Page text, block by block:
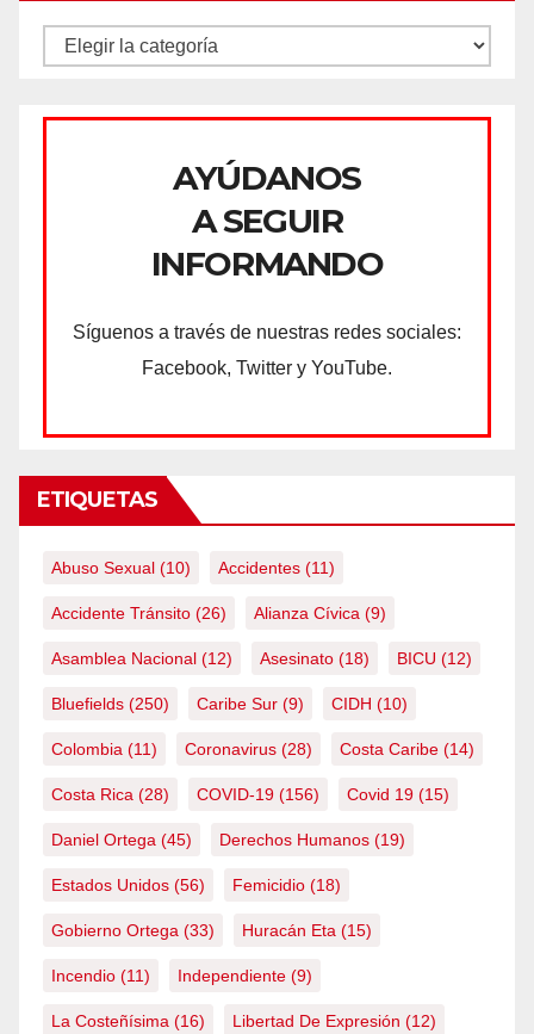
CATEGORÍAS
AYÚDANOS
A SEGUIR
INFORMANDO
Síguenos a través de nuestras redes sociales:
Facebook, Twitter y YouTube.
ETIQUETAS
Abuso Sexual (10) Accidentes (11)
Accidente Tránsito (26) Alianza Cívica (9)
Asamblea Nacional (12) Asesinato (18) BICU (12)
Bluefields (250) Caribe Sur (9) CIDH (10)
Colombia (11) Coronavirus (28) Costa Caribe (14)
Costa Rica (28) COVID-19 (156) Covid 19 (15)
Daniel Ortega (45) Derechos Humanos (19)
Estados Unidos (56) Femicidio (18)
Gobierno Ortega (33) Huracán Eta (15)
Incendio (11) Independiente (9)
La Costeñísima (16) Libertad De Expresión (12)